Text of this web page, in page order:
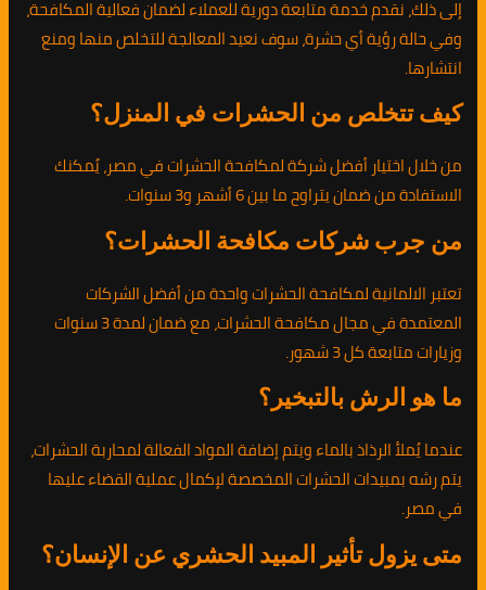
إلى ذلك، نقدم خدمة متابعة دورية للعملاء لضمان فعالية المكافحة،
وفي حالة رؤية أي حشرة، سوف نعيد المعالجة للتخلص منها ومنع
انتشارها.
كيف تتخلص من الحشرات في المنزل؟
من خلال اختيار أفضل شركة لمكافحة الحشرات في مصر، يُمكنك
الاستفادة من ضمان يتراوح ما بين 6 أشهر و3 سنوات.
من جرب شركات مكافحة الحشرات؟
تعتبر الالمانية لمكافحة الحشرات واحدة من أفضل الشركات
المعتمدة في مجال مكافحة الحشرات، مع ضمان لمدة 3 سنوات
وزيارات متابعة كل 3 شهور.
ما هو الرش بالتبخير؟
عندما يُملأ الرذاذ بالماء ويتم إضافة المواد الفعالة لمحاربة الحشرات،
يتم رشه بمبيدات الحشرات المخصصة لإكمال عملية القضاء عليها
في مصر.
متى يزول تأثير المبيد الحشري عن الإنسان؟